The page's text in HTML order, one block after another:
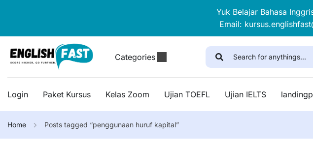
Yuk Belajar Bahasa
Email:
Categories
Login Paket Kursus Kelas Zoom Ujian TOEFL Ujian IELTS
Home Posts tagged “penggunaan huruf kapital”